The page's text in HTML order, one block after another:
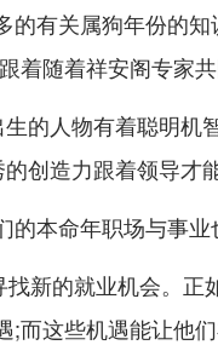
的有关属狗年份的
着随着祥安阁专家
的人物有着聪明机
创造力跟着领导才
的本命年职场与事
新的就业机会。正
;而这些机遇能让他